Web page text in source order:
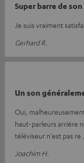
Super barre de son
Je suis vraiment
Gerhard R.
Un son
Oui,
haut-parleurs arrière
téléviseur n'est pas re
Joachim H.